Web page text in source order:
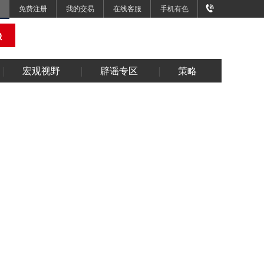
免费注册 我的交易 在线客服 手机有色
宏观视野 辟谣专区 策略